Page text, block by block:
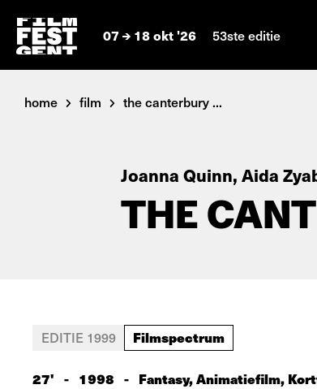
07 18 okt '26 53ste editie
home film the canterbury ...
Joanna Quinn, Aida
THE
EDITIE 1999 Filmspectrum
27' - 1998 - Fantasy, Animatiefilm,